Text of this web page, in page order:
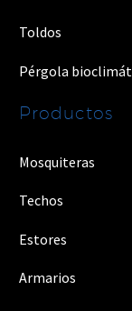
Toldos
Pérgola
Productos
Mosquiteras
Techos
Estores
Armarios